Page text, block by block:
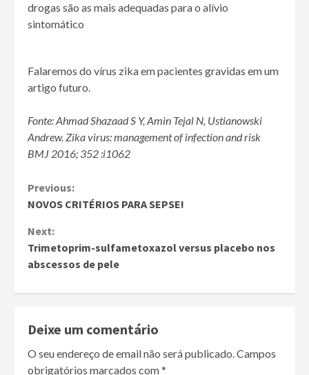
drogas são as mais adequadas para o alívio
sintomático
Falaremos do vírus zika em pacientes gravidas em um
artigo futuro.
Fonte:AhmadShazaad S Y,Amin Tejal N, Ustianowski
Andrew.Zika virus: management of infection and risk
BMJ 2016; 352:i1062
Continue
Previous:
NOVOS CRITÉRIOS PARA SEPSE!
Next:
Trimetoprim-sulfametoxazol versus placebo nos
abscessos de pele
Deixe um comentário
O seu endereço de email não será publicado.Campos
obrigatórios marcados com*